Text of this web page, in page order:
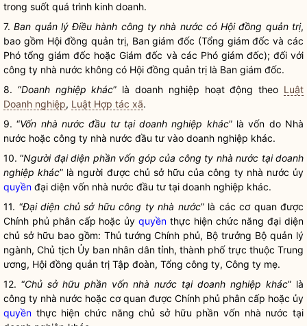
trong suốt quá trình kinh doanh.
7.Ban quản lý Điều hành công ty nhà nướccó Hội đồng quản trị,
bao gồm Hội đồng quản trị, Ban giám đốc (Tổng giám đốc và các
Phó tổng giám đốc hoặc Giám đốc và các Phó giám đốc); đối với
công ty nhà nước không có Hội đồng quản trị là Ban giám đốc.
8. “Doanh nghiệp khác” là doanh nghiệp hoạt động theo Luật
Doanh nghiệp, Luật Hợp tác xã.
9. “Vốn nhà nước đầu tư tại doanh nghiệp khác” là vốn do Nhà
nước hoặc công ty nhà nước đầu tư vào doanh nghiệp khác.
10. “Người đại diện phần vốn góp của công ty nhà nước tại doanh
nghiệp khác” là người được chủ sở hữu củacông ty nhà nước ủy
quyền đại diện vốn nhà nước đầu tư tại doanh nghiệp khác.
11. “Đại diện chủ sở hữu công ty nhà nước” là các cơ quan được
Chính phủ phân cấp hoặc ủy quyền thực hiện chức năng đại diện
chủ sở hữu bao gồm: Thủ tướng Chính phủ, Bộ trưởng Bộ quản lý
ngành, Chủ tịch Ủy ban nhân dântỉnh, thành phố trực thuộc Trung
ương, Hội đồng quản trị Tập đoàn, Tổng công ty, Công ty mẹ.
12. “Chủ sở hữu phần vốn nhà nước tại doanh nghiệp khác” là
công ty nhà nước hoặc cơ quan được Chính phủ phân cấp hoặc ủy
quyền thực hiện chức năng chủ sở hữu phần vốn nhà nước tại